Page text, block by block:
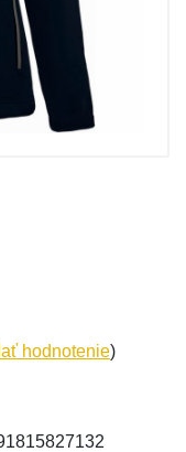
hodnotenie)